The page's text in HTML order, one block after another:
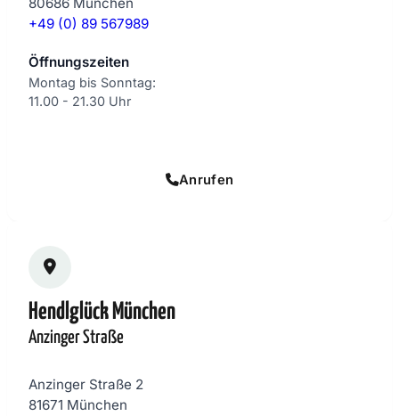
+49 (0) 89 567989
Öffnungszeiten
Montag bis Sonntag:
11.00 - 21.30 Uhr
Anrufen
Hendlglück München
Anzinger Straße
Anzinger Straße 2
81671 München